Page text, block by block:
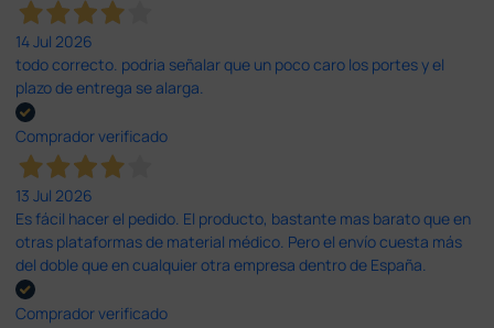
14 Jul 2026
todo correcto. podria señalar que un poco caro los portes y el
plazo de entrega se alarga.
Comprador verificado
13 Jul 2026
Es fácil hacer el pedido. El producto, bastante mas barato que en
otras plataformas de material médico. Pero el envío cuesta más
del doble que en cualquier otra empresa dentro de España.
Comprador verificado